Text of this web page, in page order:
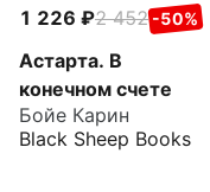
1 226 2 452 -50%
Астарта. В
конечном счете
Бойе Карин
Black Sheep Books